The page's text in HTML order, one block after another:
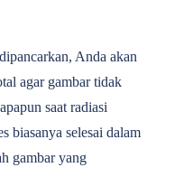
Anda akan
agar gambar tidak
saat radiasi
biasanya selesai dalam
gambar yang